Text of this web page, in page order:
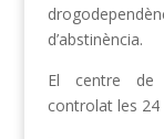
d’abstinència.
El centre de
controlat les 24